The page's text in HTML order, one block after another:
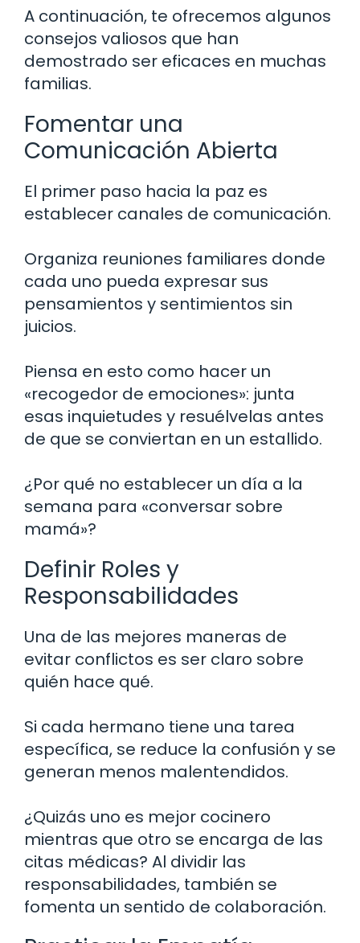
A continuación, te ofrecemos algunos
consejos valiosos que han
demostrado ser eficaces en muchas
familias.
Fomentar una
Comunicación Abierta
El primer paso hacia la paz es
establecer canales de comunicación.
Organiza reuniones familiares donde
cada uno pueda expresar sus
pensamientos y sentimientos sin
juicios.
Piensa en esto como hacer un
«recogedor de emociones»: junta
esas inquietudes y resuélvelas antes
de que se conviertan en un estallido.
¿Por qué no establecer un día a la
semana para «conversar sobre
mamá»?
Definir Roles y
Responsabilidades
Una de las mejores maneras de
evitar conflictos es ser claro sobre
quién hace qué.
Si cada hermano tiene una tarea
específica, se reduce la confusión y se
generan menos malentendidos.
¿Quizás uno es mejor cocinero
mientras que otro se encarga de las
citas médicas? Al dividir las
responsabilidades, también se
fomenta un sentido de colaboración.